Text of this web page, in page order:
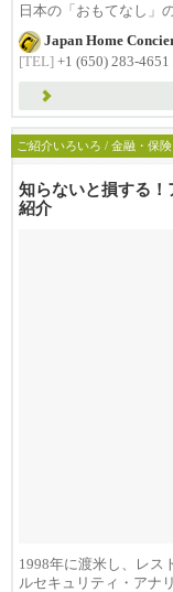
日本の「おもてなし」
日...
Japan Home
[TEL] +1 (650) 283-4651
ご紹介いろいろ / 金融・保険
知らないと損する
紹介
1998年に渡米し、レス
ルセキュリティ・アナ